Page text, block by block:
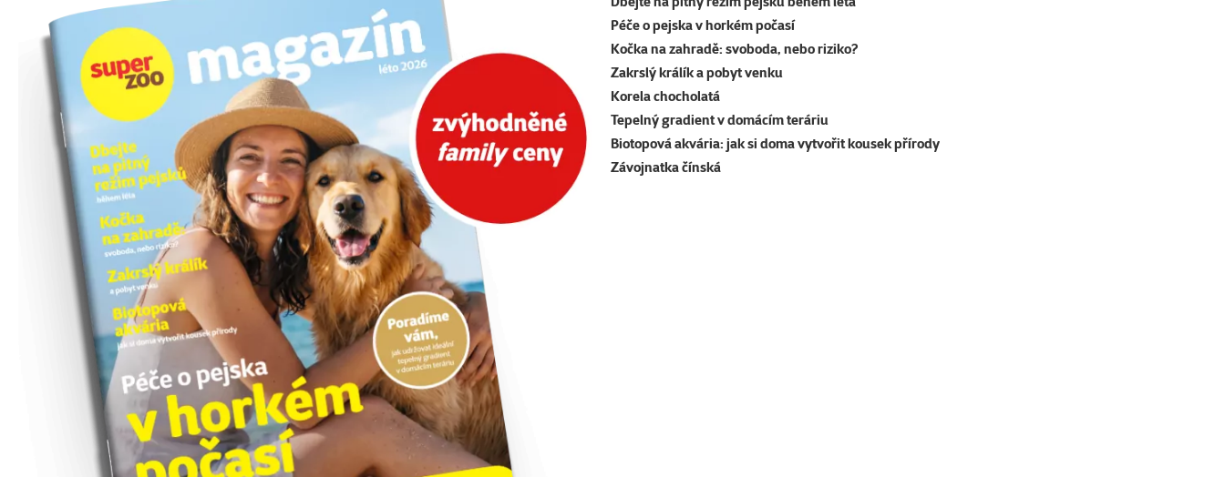
Péče o pejska v horkém počasí
Kočka na zahradě: svoboda, nebo riziko?
Zakrslý králík a pobyt venku
Korela chocholatá
Tepelný gradient v domácím teráriu
Biotopová akvária: jak si doma vytvořit kousek přírody
Závojnatka čínská